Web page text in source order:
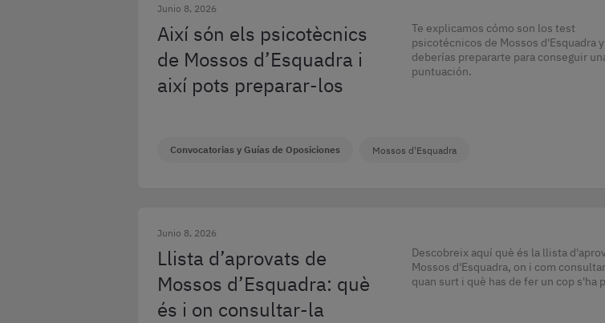
Junio 8, 2026
Així són els psicotècnics
de Mossos d’Esquadra i
així pots preparar-los
Te explicamos cómo son los test
psicotécnicos de Mossos d'Esquadra
deberías prepararte para conseguir
puntuación.
Convocatorias y Guías de Oposiciones Mossos d'Esquadra
Junio 8, 2026
Llista d’aprovats de
Mossos d’Esquadra: què
és i on consultar-la
Descobreix aquí què és la llista
Mossos d'Esquadra, on i com
quan surt i què has de fer un cop s'ha